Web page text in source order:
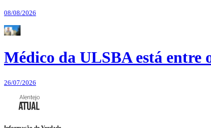
08/08/2026
Médico da ULSBA está entre
26/07/2026